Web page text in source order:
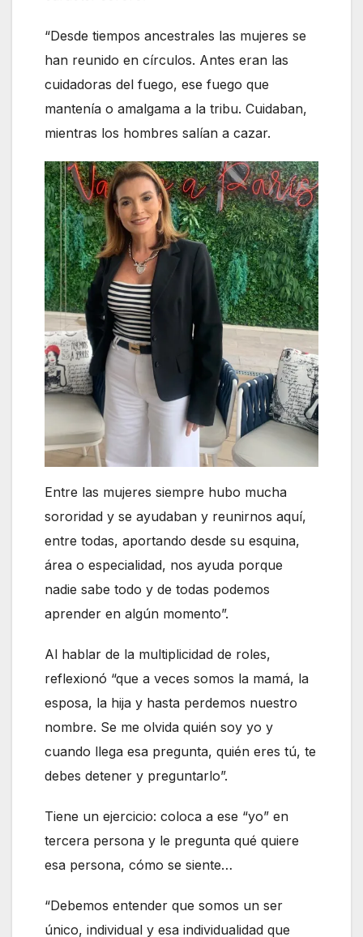
“Desde tiempos ancestrales las mujeres se
han reunido en círculos. Antes eran las
cuidadoras del fuego, ese fuego que
mantenía o amalgama a la tribu. Cuidaban,
mientras los hombres salían a cazar.
Entre las mujeres siempre hubo mucha
sororidad y se ayudaban y reunirnos aquí,
entre todas, aportando desde su esquina,
área o especialidad, nos ayuda porque
nadie sabe todo y de todas podemos
aprender en algún momento”.
Al hablar de la multiplicidad de roles,
reflexionó “que a veces somos la mamá, la
esposa, la hija y hasta perdemos nuestro
nombre. Se me olvida quién soy yo y
cuando llega esa pregunta, quién eres tú, te
debes detener y preguntarlo”.
Tiene un ejercicio: coloca a ese “yo” en
tercera persona y le pregunta qué quiere
esa persona, cómo se siente…
“Debemos entender que somos un ser
único, individual y esa individualidad que